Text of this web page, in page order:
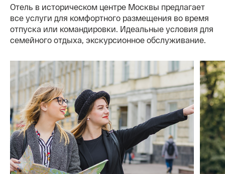
Отель в историческом центре Москвы предлагает
все услуги для комфортного размещения во время
отпуска или командировки. Идеальные условия для
семейного отдыха, экскурсионное обслуживание.